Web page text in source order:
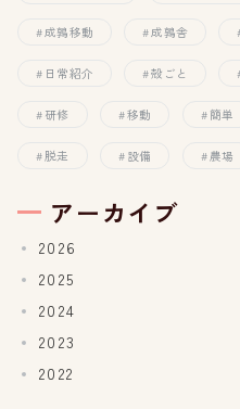
成鶉移動 成鶉舎
日常紹介 殻ごと
研修 移動 簡単
脱走 設備 農場
アーカイブ
2026
2025
2024
2023
2022